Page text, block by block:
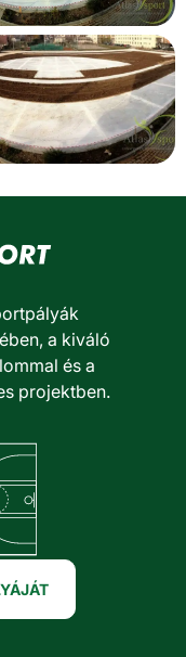
a kiváló
és a
projektben.